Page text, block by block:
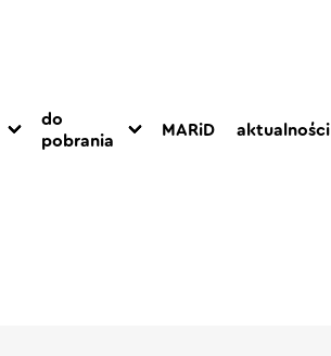
do
pobrania
MARiD aktualności